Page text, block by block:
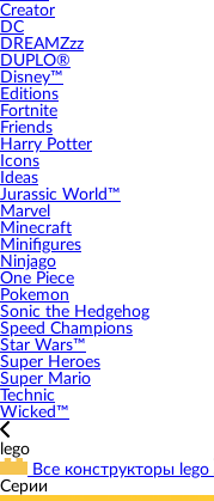
Creator
DC
DREAMZzz
DUPLO®
Disney™
Editions
Fortnite
Friends
Harry Potter
Icons
Ideas
Jurassic World™
Marvel
Minecraft
Minifigures
Ninjago
One Piece
Pokemon
Sonic the Hedgehog
Speed Champions
Star Wars™
Super Heroes
Super Mario
Technic
Wicked™
lego
Все конструкторы lego
Серии